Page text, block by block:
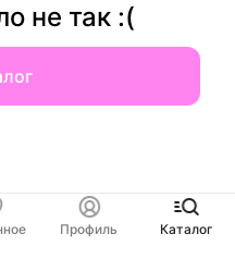
не так :(
Профиль Каталог